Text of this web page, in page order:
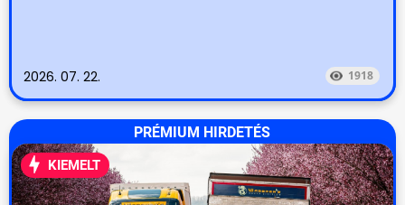
2026. 07. 22. 1918
PRÉMIUM HIRDETÉS
KIEMELT